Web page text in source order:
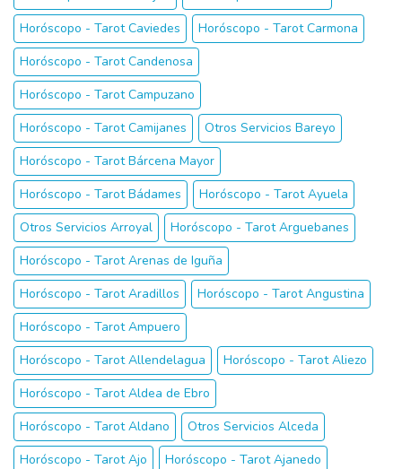
Horóscopo - Tarot Caviedes
Horóscopo - Tarot Carmona
Horóscopo - Tarot Candenosa
Horóscopo - Tarot Campuzano
Horóscopo - Tarot Camijanes
Otros Servicios Bareyo
Horóscopo - Tarot Bárcena Mayor
Horóscopo - Tarot Bádames
Horóscopo - Tarot Ayuela
Otros Servicios Arroyal
Horóscopo - Tarot Arguebanes
Horóscopo - Tarot Arenas de Iguña
Horóscopo - Tarot Aradillos
Horóscopo - Tarot Angustina
Horóscopo - Tarot Ampuero
Horóscopo - Tarot Allendelagua
Horóscopo - Tarot Aliezo
Horóscopo - Tarot Aldea de Ebro
Horóscopo - Tarot Aldano
Otros Servicios Alceda
Horóscopo - Tarot Ajo
Horóscopo - Tarot Ajanedo